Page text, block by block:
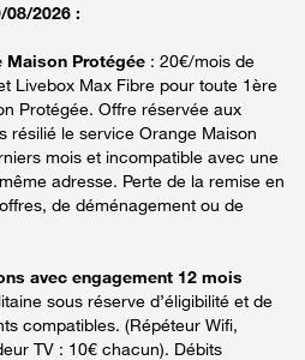
2026 :
Maison Protégée : 20€/mois de
Livebox Max Fibre pour toute 1ère
Protégée. Offre réservée aux
résilié le service Orange Maison
mois et incompatible avec une
adresse. Perte de la remise en
de déménagement ou de
avec engagement 12 mois
sous réserve d’éligibilité et de
compatibles. (Répéteur Wifi,
TV : 10€ chacun). Débits